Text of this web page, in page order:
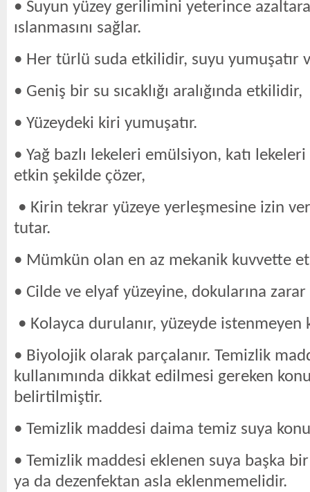
• Suyun yüzey gerilimini yeterince
ıslanmasını sağlar.
• Her türlü suda etkilidir, suyu yumuşatır
• Geniş bir su sıcaklığı aralığında etkilidir,
• Yüzeydeki kiri yumuşatır.
• Yağ bazlı lekeleri emülsiyon, katı
etkin şekilde çözer,
• Kirin tekrar yüzeye yerleşmesine izin
tutar.
• Mümkün olan en az mekanik kuvvette
• Cilde ve elyaf yüzeyine, dokularına
• Kolayca durulanır, yüzeyde istenmeyen
• Biyolojik olarak parçalanır. Temizlik
kullanımında dikkat edilmesi gereken
belirtilmiştir.
• Temizlik maddesi daima temiz suya
• Temizlik maddesi eklenen suya başka
ya da dezenfektan asla eklenmemelidir.